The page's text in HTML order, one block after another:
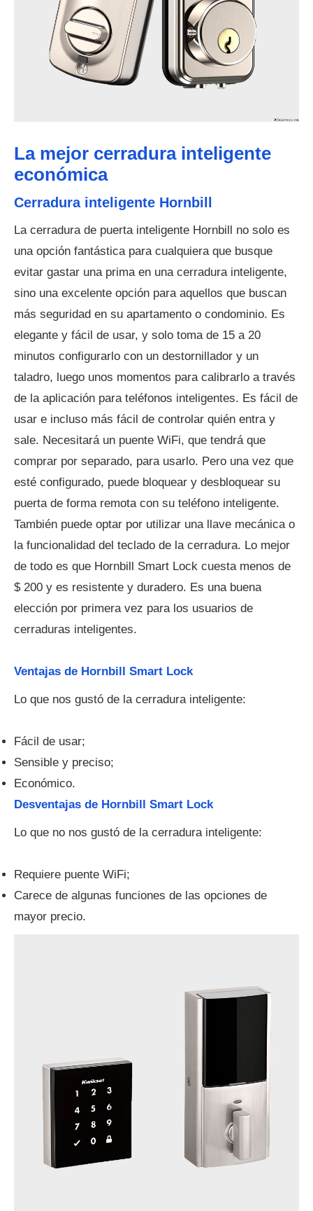
La mejor cerradura inteligente
económica
Cerradura inteligente Hornbill
La cerradura de puerta inteligente Hornbill no solo es
una opción fantástica para cualquiera que busque
evitar gastar una prima en una cerradura inteligente,
sino una excelente opción para aquellos que buscan
más seguridad en su apartamento o condominio. Es
elegante y fácil de usar, y solo toma de 15 a 20
minutos configurarlo con un destornillador y un
taladro, luego unos momentos para calibrarlo a través
de la aplicación para teléfonos inteligentes. Es fácil de
usar e incluso más fácil de controlar quién entra y
sale. Necesitará un puente WiFi, que tendrá que
comprar por separado, para usarlo. Pero una vez que
esté configurado, puede bloquear y desbloquear su
puerta de forma remota con su teléfono inteligente.
También puede optar por utilizar una llave mecánica o
la funcionalidad del teclado de la cerradura. Lo mejor
de todo es que Hornbill Smart Lock cuesta menos de
$ 200 y es resistente y duradero. Es una buena
elección por primera vez para los usuarios de
cerraduras inteligentes.
Ventajas de Hornbill Smart Lock
Lo que nos gustó de la cerradura inteligente:
Fácil de usar;
Sensible y preciso;
Económico.
Desventajas de Hornbill Smart Lock
Lo que no nos gustó de la cerradura inteligente:
Requiere puente WiFi;
Carece de algunas funciones de las opciones de
mayor precio.